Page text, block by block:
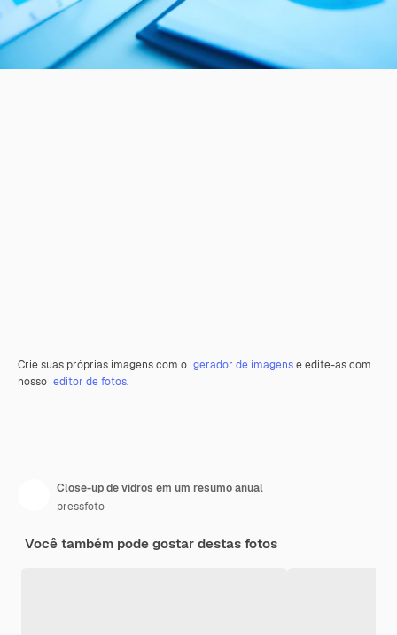
Crie suas próprias imagens com o gerador de imagense edite-as com
nosso editor de fotos.
Close-up de vidros em um resumo anual
pressfoto
Você também pode gostar destas fotos